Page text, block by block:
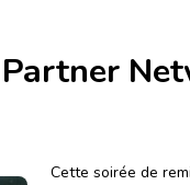
Cette soirée de